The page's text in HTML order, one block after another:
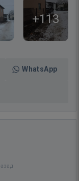
+113
WhatsApp